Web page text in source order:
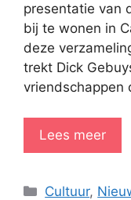
presentatie van
bij te wonen in
deze
trekt Dick
vriendschappen
Lees meer
Categorieën
Cultuur,